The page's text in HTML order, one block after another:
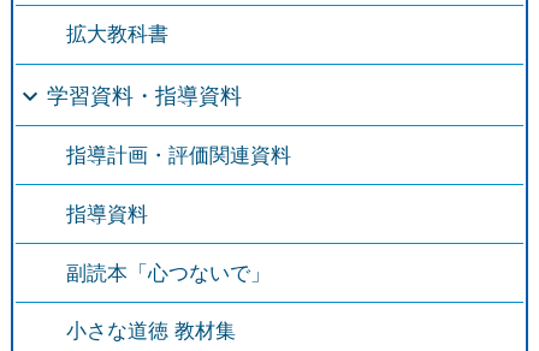
拡大教科書
学習資料・指導資料
指導計画・評価関連資料
指導資料
副読本「心つないで」
小さな道徳 教材集